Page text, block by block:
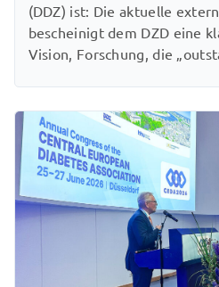
(DDZ) ist: Die aktuelle
bescheinigt dem DZD eine
Vision, Forschung, die